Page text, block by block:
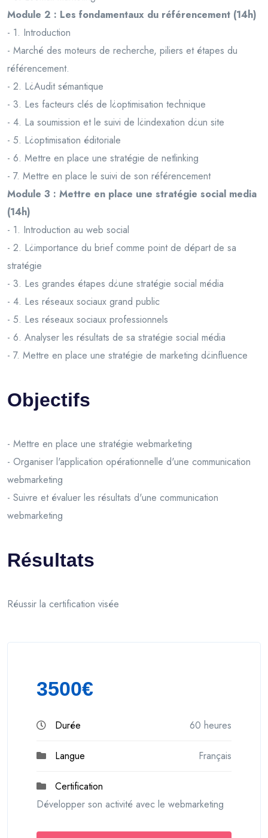
Module 2 : Les fondamentaux du référencement (14h)
- 1. Introduction
- Marché des moteurs de recherche, piliers et étapes du
référencement.
- 2. L¿Audit sémantique
- 3. Les facteurs clés de l¿optimisation technique
- 4. La soumission et le suivi de l¿indexation d¿un site
- 5. L¿optimisation éditoriale
- 6. Mettre en place une stratégie de netlinking
- 7. Mettre en place le suivi de son référencement
Module 3 : Mettre en place une stratégie social media
(14h)
- 1. Introduction au web social
- 2. L¿importance du brief comme point de départ de sa
stratégie
- 3. Les grandes étapes d¿une stratégie social média
- 4. Les réseaux sociaux grand public
- 5. Les réseaux sociaux professionnels
- 6. Analyser les résultats de sa stratégie social média
- 7. Mettre en place une stratégie de marketing d¿influence
Objectifs
- Mettre en place une stratégie webmarketing
- Organiser l'application opérationnelle d'une communication
webmarketing
- Suivre et évaluer les résultats d'une communication
webmarketing
Résultats
Réussir la certification visée
3500€
Durée 60 heures
Langue Français
Certification
Développer son activité avec le webmarketing